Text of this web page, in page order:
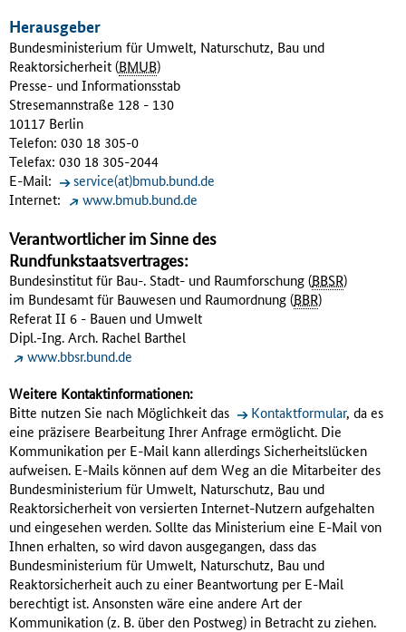
Herausgeber
Bundesministerium für Umwelt, Naturschutz, Bau und
Reaktorsicherheit (BMUB)
Presse- und Informationsstab
Stresemannstraße 128 - 130
10117 Berlin
Telefon: 030 18 305-0
Telefax: 030 18 305-2044
E-Mail:
service(at)bmub.bund.de
Internet:
www.bmub.bund.de
Verantwortlicher im Sinne des
Rundfunkstaatsvertrages:
Bundesinstitut für Bau-. Stadt- und Raumforschung (BBSR)
im Bundesamt für Bauwesen und Raumordnung (BBR)
Referat II 6 - Bauen und Umwelt
Dipl.-Ing. Arch. Rachel Barthel
www.bbsr.bund.de
Weitere Kontaktinformationen:
Bitte nutzen Sie nach Möglichkeit das
Kontaktformular, da es
eine präzisere Bearbeitung Ihrer Anfrage ermöglicht. Die
Kommunikation per E-Mail kann allerdings Sicherheitslücken
aufweisen. E-Mails können auf dem Weg an die Mitarbeiter des
Bundesministerium für Umwelt, Naturschutz, Bau und
Reaktorsicherheit von versierten Internet-Nutzern aufgehalten
und eingesehen werden. Sollte das Ministerium eine E-Mail von
Ihnen erhalten, so wird davon ausgegangen, dass das
Bundesministerium für Umwelt, Naturschutz, Bau und
Reaktorsicherheit auch zu einer Beantwortung per E-Mail
berechtigt ist. Ansonsten wäre eine andere Art der
Kommunikation (z. B. über den Postweg) in Betracht zu ziehen.